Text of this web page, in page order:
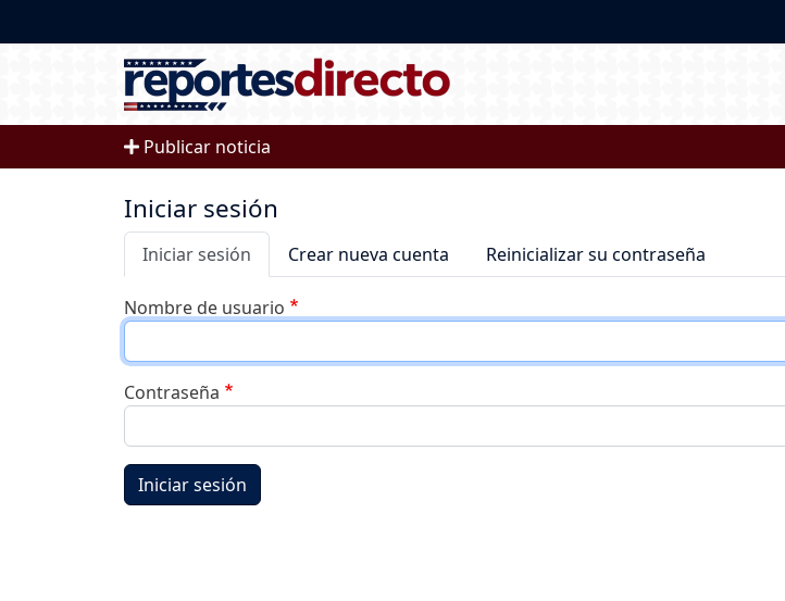
Publicar noticia
Iniciar sesión
Solapas principales
Iniciar sesión Crear nueva cuenta Reinicializar su contraseña
Nombre de usuario
Contraseña
Iniciar sesión